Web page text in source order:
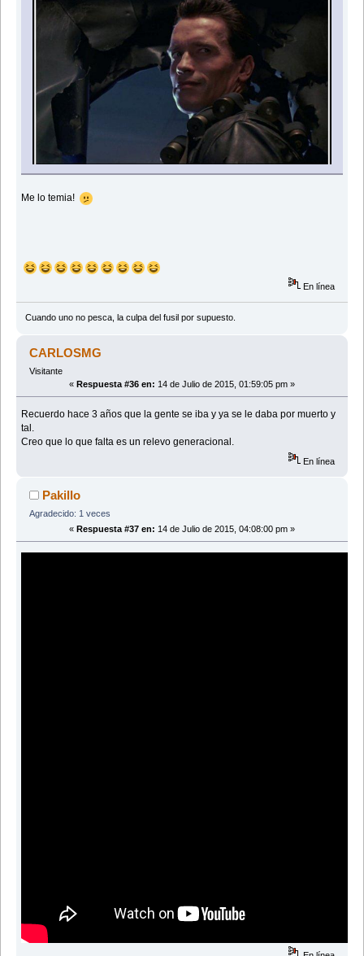
Me lo temia!
En línea
Cuando uno no pesca, la culpa del fusil por supuesto.
CARLOSMG
Visitante
« Respuesta #36 en: 14 de Julio de 2015, 01:59:05 pm »
Recuerdo hace 3 años que la gente se iba y ya se le daba por muerto y
tal.
Creo que lo que falta es un relevo generacional.
En línea
Pakillo
Agradecido: 1 veces
« Respuesta #37 en: 14 de Julio de 2015, 04:08:00 pm »